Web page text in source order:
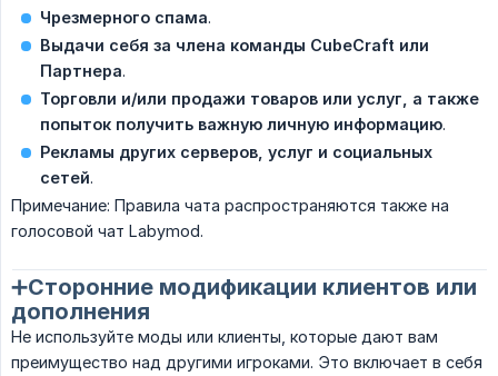
Чрезмерного спама.
Выдачи себя за члена команды CubeCraft или
Партнера.
Торговли и/или продажи товаров или услуг, а также
попыток получить важную личную информацию.
Рекламы других серверов, услуг и социальных
сетей.
Примечание: Правила чата распространяются также на
голосовой чат Labymod.
➕Сторонние модификации клиентов или
дополнения
Не используйте моды или клиенты, которые дают вам
преимущество над другими игроками. Это включает в себя